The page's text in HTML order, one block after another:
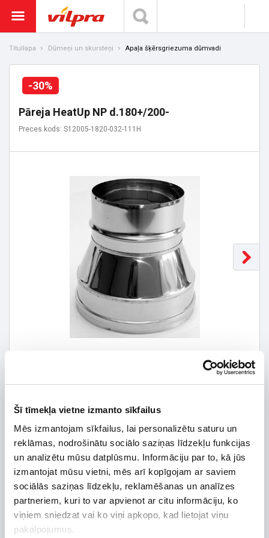
Šī tīmekļa vietne izmanto sīkfailus
Mēs izmantojam sīkfailus, lai personalizētu saturu un
reklāmas, nodrošinātu sociālo saziņas līdzekļu funkcijas
un analizētu mūsu datplūsmu. Informāciju par to, kā jūs
izmantojat mūsu vietni, mēs arī kopīgojam ar saviem
sociālās saziņas līdzekļu, reklamēšanas un analīzes
partneriem, kuri to var apvienot ar citu informāciju, ko
viņiem sniedzat vai ko viņi apkopo, kad lietojat viņu
pakalpojumus.
Titullapa Dūmeņi un skursteņi Apaļa šķērsgriezuma dūmvadi
-30%
Pāreja HeatUp NP d.180+/200-
Preces kods: S12005-1820-032-111H
12,73 € *
18,19 € *Detalizētāku informāciju un cenu meklēt